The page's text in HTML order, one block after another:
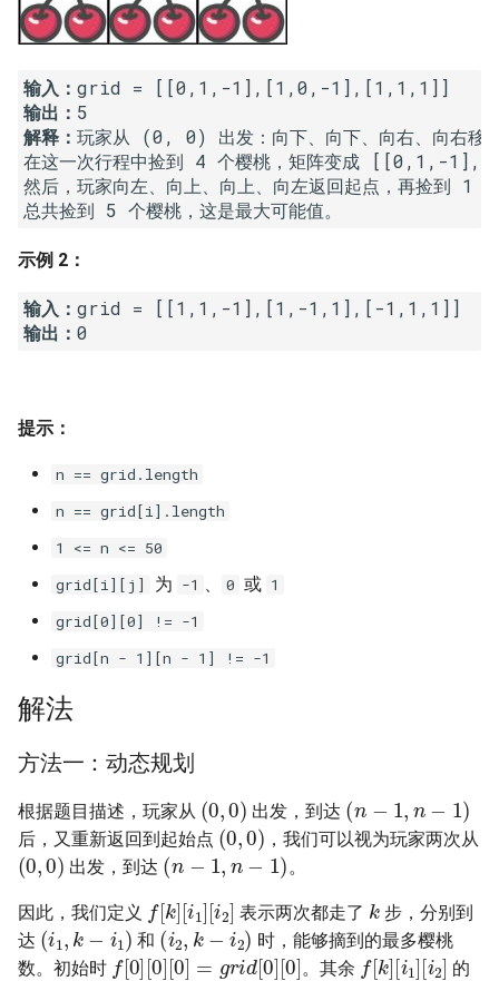
22. 链表中倒数第 k 个节点
25. 合并两个排序的链表
26. 树的子结构
29. 顺时针打印矩阵
32.1. 从上到下打印二叉树
32.2. 从上到下打印二叉树 II
32.3. 从上到下打印二叉树 III
33. 二叉搜索树的后序遍历序
列
34. 二叉树中和为某一值的路
径
35. 复杂链表的复制
36. 二叉搜索树与双向链表
37. 序列化二叉树
文
21. 删除链表的倒数第 n 个结
点
22. 链表中环的入口节点
23. 两个链表的第一个重合节
24. 反转链表
28. 展平多级双向链表
29. 排序的循环链表
30. 插入、删除和随机访问都
是 O(1) 的容器
31. 最近最少使用缓存
32. 有效的变位词
33. 变位词组
34. 外星语言是否排序
35. 最小时间差
3.5. 栈排序
3.6. 动物收容所
4.1. 节点间通路
4.2. 最小高度树
4.3. 特定深度节点链表
4.4. 检查平衡性
4.6. 后继者
4.8. 首个共同祖先
4.10. 检查子树
5.1. 插入
5.2. 二进制数转字符串
5.3. 翻转数位
5.4. 下一个数
5.6. 整数转换
5.7. 配对交换
输入：
输出：
解释： 玩家从 (0, 0) 出发：向下、向下、向右、向右
在这一次行程中捡到 4 个樱桃，矩阵变成
然后，玩家向左、向上、向上、向左返回起点，再捡到 1
示例 2：
输入：
输出：
提示：
n == grid.length
n == grid[i].length
1 <= n <= 50
grid[i][j]
为 -1 、 0 或 1
grid[0][0] != -1
grid[n - 1][n - 1] != -1
解法
方法一：动态规划
根据题目描述，玩家从
(0 0)
出发，到达
( 1,
后，又重新返回到起始点
(0,0)
，我们可以视为玩家两次从
(0 ,0)
出发，到达
(n−1,n−1)
。
因此，我们定义
f[k][ 1]
i2]
表示两次都走了
步，分别到
达
(i 1 ,k−i1)
和
(i2,k−i2)
时，能够摘到的最多樱桃
数。初始时
f[0][0][0 grid[0][0]
。其余
f[k][i1]
[i2]
的